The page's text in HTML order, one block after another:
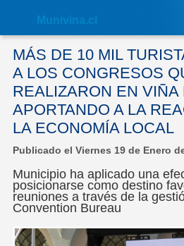
web
incluye
sistema
accesibilidad.
Munivina.cl
MÁS DE 10 MIL
A LOS CONGRESOS
REALIZARON EN VIÑA
APORTANDO A LA
LA ECONOMÍA LOCAL
Publicado el Viernes 19 de Enero
Municipio ha aplicado una
posicionarse como destino
reuniones a través de la
Convention Bureau